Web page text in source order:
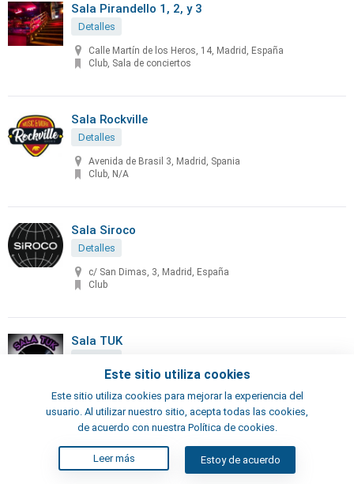
Sala Pirandello 1, 2, y 3
Detalles
Calle Martín de los Heros, 14, Madrid, España
Club, Sala de conciertos
Sala Rockville
Detalles
Avenida de Brasil 3, Madrid, Spania
Club, N/A
Sala Siroco
Detalles
c/ San Dimas, 3, Madrid, España
Club
Sala TUK
Bar, Club
Salvaora Brown
Detalles
Este sitio utiliza cookies
Este sitio utiliza cookies para mejorar la experiencia del
usuario. Al utilizar nuestro sitio, acepta todas las cookies,
de acuerdo con nuestra Política de cookies.
Leer más Estoy de acuerdo